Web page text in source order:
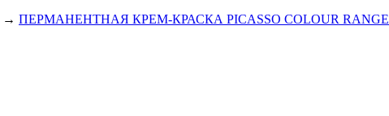
→ ПЕРМАНЕНТНАЯ КРЕМ-КРАСКА PICASSO COLOUR RANGE